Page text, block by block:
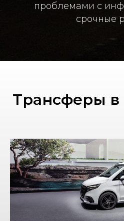
проблемами с
срочные
Трансферы в